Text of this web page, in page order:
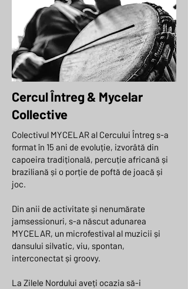
Cercul Întreg & Mycelar
Collective
Colectivul MYCELAR al Cercului Întreg s-a
format în 15 ani de evoluție, izvorâtă din
capoeira tradițională, percuție africană și
braziliană și o porție de poftă de joacă și
joc.
Din anii de activitate și nenumărate
jamsessionuri, s-a născut adunarea
MYCELAR, un microfestival al muzicii și
dansului silvatic, viu, spontan,
interconectat și groovy.
La Zilele Nordului aveți ocazia să-i